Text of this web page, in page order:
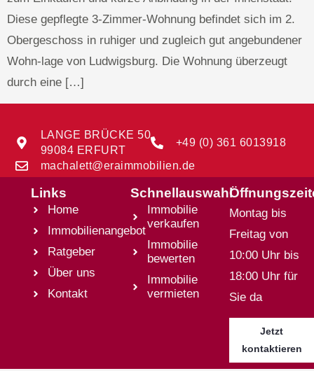
Diese gepflegte 3-Zimmer-Wohnung befindet sich im 2.
Obergeschoss in ruhiger und zugleich gut angebundener
Wohn-lage von Ludwigsburg. Die Wohnung überzeugt
durch eine […]
LANGE BRÜCKE 50
99084 ERFURT
+49 (0) 361 6013918
machalett@eraimmobilien.de
Links
Home
Immobilienangebot
Ratgeber
Über uns
Kontakt
Schnellauswahl
Immobilie
verkaufen
Immobilie
bewerten
Immobilie
vermieten
Montag bis
Freitag von
10:00 Uhr bis
18:00 Uhr für
Sie da
Jetzt
kontaktieren